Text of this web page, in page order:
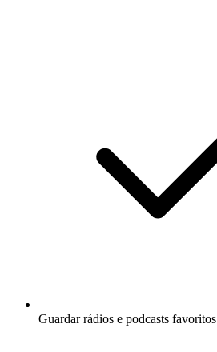
Guardar rádios e podcasts favoritos